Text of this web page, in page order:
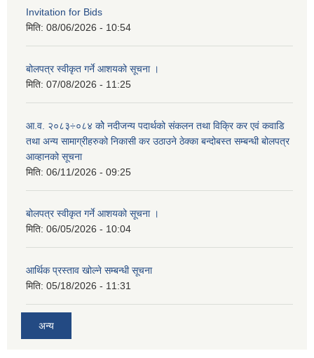
Invitation for Bids
मिति: 08/06/2026 - 10:54
बोलपत्र स्वीकृत गर्ने आशयको सूचना ।
मिति: 07/08/2026 - 11:25
आ.व. २०८३÷०८४ कोे नदीजन्य पदार्थको संकलन तथा विक्रि कर एवं कवाडि
तथा अन्य सामाग्रीहरुको निकासी कर उठाउने ठेक्का बन्दोबस्त सम्बन्धी बोलपत्र
आव्हानको सूचना
मिति: 06/11/2026 - 09:25
बोलपत्र स्वीकृत गर्ने आशयको सूचना ।
मिति: 06/05/2026 - 10:04
आर्थिक प्रस्ताव खोल्ने सम्बन्धी सूचना
मिति: 05/18/2026 - 11:31
अन्य